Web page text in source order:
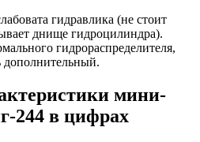
гидравлика (не стоит
днище гидроцилиндра).
гидрораспределителя,
дополнительный.
мини-
244 в цифрах